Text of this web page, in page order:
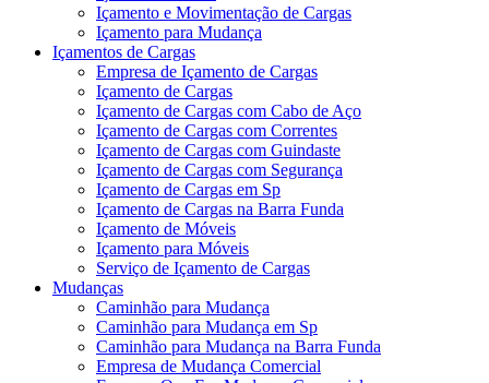
Içamento e Movimentação de Cargas
Içamento para Mudança
Içamentos de Cargas
Empresa de Içamento de Cargas
Içamento de Cargas
Içamento de Cargas com Cabo de Aço
Içamento de Cargas com Correntes
Içamento de Cargas com Guindaste
Içamento de Cargas com Segurança
Içamento de Cargas em Sp
Içamento de Cargas na Barra Funda
Içamento de Móveis
Içamento para Móveis
Serviço de Içamento de Cargas
Mudanças
Caminhão para Mudança
Caminhão para Mudança em Sp
Caminhão para Mudança na Barra Funda
Empresa de Mudança Comercial